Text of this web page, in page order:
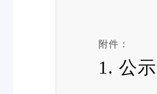
附件：
1. 公